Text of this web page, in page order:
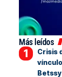
Más leídos
Crisis